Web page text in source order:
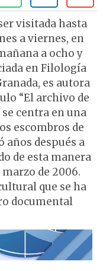
visitada hasta
a viernes, en
a ocho y
en Filología
es autora
“El archivo de
centra en una
escombros de
años después a
de esta manera
de 2006.
que se ha
documental